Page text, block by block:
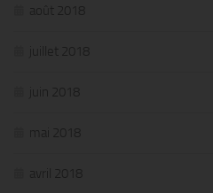
août 2018
juillet 2018
juin 2018
mai 2018
avril 2018